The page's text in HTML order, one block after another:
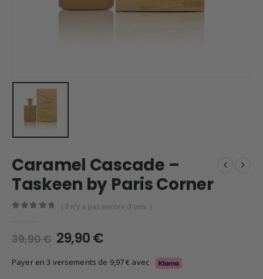
Caramel Cascade –
Taskeen by Paris Corner
( Il n'y a pas encore d'avis. )
39,90€ Le
prix
initial
29,90€Le
actuel
Payer en 3 versements de 9,97€ avec